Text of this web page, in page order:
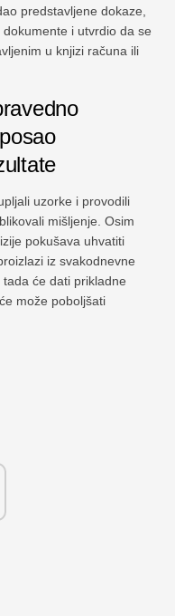
predstavljene dokaze,
i utvrdio da se
u knjizi računa ili
uzorke i provodili
mišljenje. Osim
pokušava uhvatiti
iz svakodnevne
će dati prikladne
može poboljšati